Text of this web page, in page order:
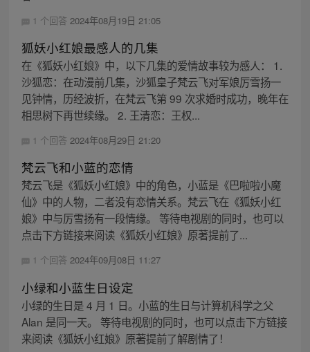
1 个回答 2024年08月19日 21:05
狐妖小红娘最感人的几集
在《狐妖小红娘》中，以下几集的爱情故事较为感人： 1.
沙狐恋：在动漫前几集，沙狐皇子梵云飞对军娘厉雪扬一
见钟情，历经波折，在梵云飞第 99 次求婚时成功，晚年在
相思树下再世续缘。 2. 王清恋：王权...
1 个回答 2024年08月29日 21:20
梵云飞和小蓝的恋情
梵云飞是《狐妖小红娘》中的角色，小蓝是《巴啦啦小魔
仙》中的人物，二者没有恋情关系。梵云飞在《狐妖小红
娘》中与厉雪扬有一段情缘。 等待电视剧的同时，也可以
点击下方链接来阅读《狐妖小红娘》原著提前了...
1 个回答 2024年09月08日 11:27
小绿和小蓝生日设定
小绿的生日是 4 月 1 日。小蓝的生日与计算机科学之父
Alan 是同一天。 等待电视剧的同时，也可以点击下方链接
来阅读《狐妖小红娘》原著提前了解剧情了！